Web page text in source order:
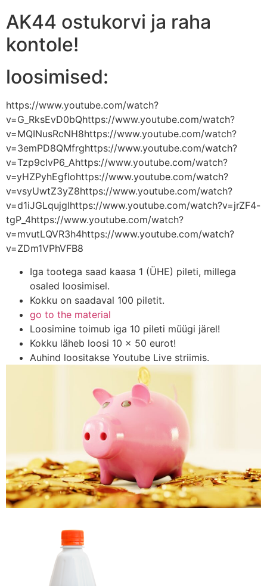
AK44 ostukorvi ja raha
kontole!
loosimised:
https://www.youtube.com/watch?
v=G_RksEvD0bQhttps://www.youtube.com/watch?
v=MQINusRcNH8https://www.youtube.com/watch?
v=3emPD8QMfrghttps://www.youtube.com/watch?
v=Tzp9cIvP6_Ahttps://www.youtube.com/watch?
v=yHZPyhEgflohttps://www.youtube.com/watch?
v=vsyUwtZ3yZ8https://www.youtube.com/watch?
v=d1iJGLqujgIhttps://www.youtube.com/watch?v=jrZF4-
tgP_4https://www.youtube.com/watch?
v=mvutLQVR3h4https://www.youtube.com/watch?
v=ZDm1VPhVFB8
Iga tootega saad kaasa 1 (ÜHE) pileti, millega
osaled loosimisel.
Kokku on saadaval 100 piletit.
go to the material
Loosimine toimub iga 10 pileti müügi järel!
Kokku läheb loosi 10 x 50 eurot!
Auhind loositakse Youtube Live striimis.